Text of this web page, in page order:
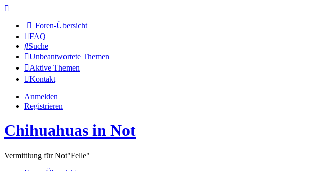
Foren-Übersicht
FAQ
Suche
Unbeantwortete Themen
Aktive Themen
Kontakt
Anmelden
Registrieren
Chihuahuas in Not
Vermittlung für Not"Felle"